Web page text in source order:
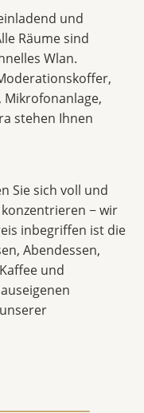
und
Räume sind
Wlan.
Mikrofonanlage,
stehen Ihnen
Sie sich voll und
− wir
inbegriffen ist die
Abendessen,
und